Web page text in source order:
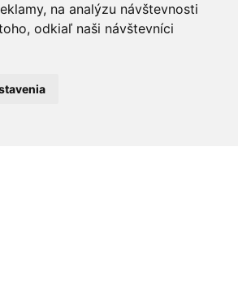
na analýzu návštevnosti
odkiaľ naši návštevníci